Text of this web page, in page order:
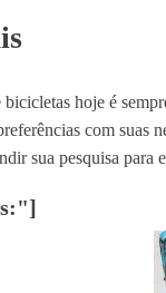
hoje é
com suas
sua pesquisa para